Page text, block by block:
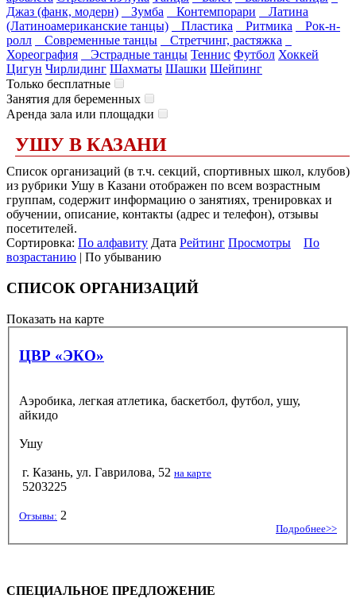
Джаз (фанк, модерн)
Зумба Контемпорари
Латина
(Латиноамериканские танцы)
Пластика Ритмика
Рок-н-
ролл
Современные танцы
Стретчинг, растяжка
Хореография
Эстрадные танцы Теннис Футбол Хоккей
Цигун Чирлидинг Шахматы Шашки Шейпинг
Только бесплатные
Занятия для беременных
Аренда зала или площадки
УШУ В КАЗАНИ
Список организаций (в т.ч. секций, спортивных школ, клубов)
из рубрики Ушу в Казани отображен по всем возрастным
группам, содержит информацию о занятиях, тренировках и
обучении, описание, контакты (адрес и телефон), отзывы
посетителей.
Сортировка: По алфавиту Дата Рейтинг Просмотры
По
возрастанию | По убыванию
СПИСОК ОРГАНИЗАЦИЙ
Показать на карте
ЦВР «ЭКО»
Аэробика, легкая атлетика, баскетбол, футбол, ушу,
айкидо
Ушу
г. Казань, ул. Гаврилова, 52 на карте
5203225
Отзывы: 2
Подробнее>>
СПЕЦИАЛЬНОЕ ПРЕДЛОЖЕНИЕ